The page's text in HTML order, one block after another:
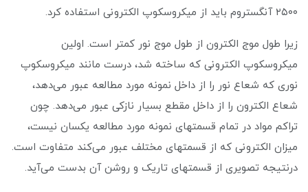
۲۵۰۰ آنگستروم باید از میکروسکوپ الکترونی استفاده کرد.
زیرا طول موج الکترون از طول موج نور کمتر است. اولین
میکروسکوپ الکترونی که ساخته شد، درست مانند میکروسکوپ
نوری که شعاع نور را از داخل نمونه مورد مطالعه عبور می‌دهد،
شعاع الکترون را از داخل مقطع بسیار نازکی عبور می‌دهد. چون
تراکم مواد در تمام قسمتهای نمونه مورد مطالعه یکسان نیست،
میزان الکترونی که از قسمتهای مختلف عبور می‌کند متفاوت است.
درنتیجه تصویری از قسمتهای تاریک و روشن آن بدست می‌آید.